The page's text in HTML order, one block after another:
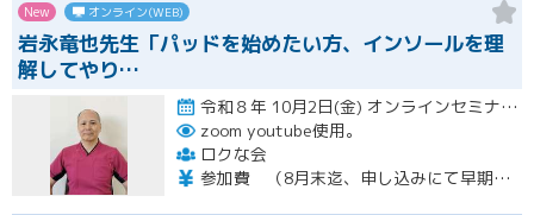
New オンライン(WEB)
岩永竜也先生「パッドを始めたい方、インソールを理
解してやり…
令和８年 10月2日(金) オンラインセミナー 20:00〜22:00 10月18日(日) 実技セミナー（…開催
zoom youtube使用。
ロクな会
参加費 （8月末迄、申し込みにて早期申し込み割引） オンライン➕実技セミナー（対面式） 15500円 （8月末迄申し込みにて14500円） オンライン➕実技セミナーアーカイブ視聴 11000円 （8月末迄申し込みにて10000円） ※オンラインセミナーは後日、アーカイブ視聴可能です。 ※実技セミナー（対面式）参加者も後日、実技セミナーアーカイブ視聴可能です。